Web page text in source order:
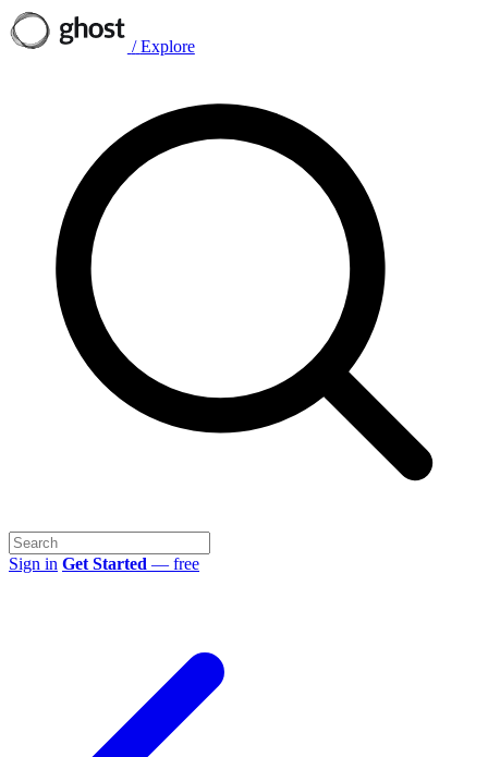
/ Explore
Sign in Get Started — free